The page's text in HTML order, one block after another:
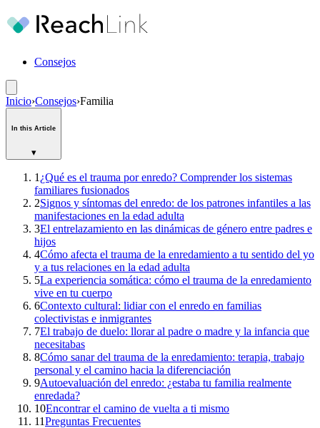
Consejos
Inicio›Consejos›Familia
In this Article
▾
1 ¿Qué es el trauma por enredo? Comprender los sistemas
familiares fusionados
2Signos y síntomas del enredo: de los patrones infantiles a las
manifestaciones en la edad adulta
3El entrelazamiento en las dinámicas de género entre padres e
hijos
4Cómo afecta el trauma de la enredamiento a tu sentido del yo
y a tus relaciones en la edad adulta
5La experiencia somática: cómo el trauma de la enredamiento
vive en tu cuerpo
6Contexto cultural: lidiar con el enredo en familias
colectivistas e inmigrantes
7El trabajo de duelo: llorar al padre o madre y la infancia que
necesitabas
8Cómo sanar del trauma de la enredamiento: terapia, trabajo
personal y el camino hacia la diferenciación
9Autoevaluación del enredo: ¿estaba tu familia realmente
enredada?
10Encontrar el camino de vuelta a ti mismo
11Preguntas Frecuentes